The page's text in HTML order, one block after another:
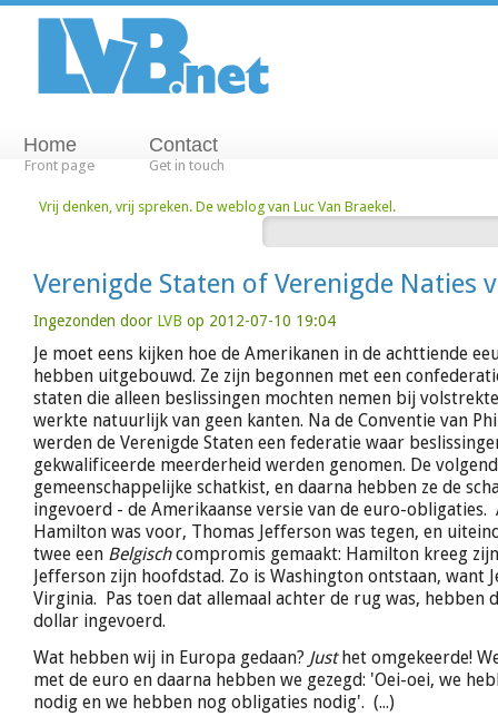
Home
Front page
Contact
Get in touch
Vrij denken, vrij spreken. De weblog van Luc Van Braekel.
Verenigde Staten of Verenigde Naties
Ingezonden door LVB op 2012-07-10 19:04
Je moet eens kijken hoe de Amerikanen in de achttiende
hebben uitgebouwd. Ze zijn begonnen met een
staten die alleen beslissingen mochten nemen bij
werkte natuurlijk van geen kanten. Na de Conventie van
werden de Verenigde Staten een federatie waar
gekwalificeerde meerderheid werden genomen. De
gemeenschappelijke schatkist, en daarna hebben ze de
ingevoerd - de Amerikaanse versie van de euro-obligaties.
Hamilton was voor, Thomas Jefferson was tegen, en
twee een Belgischcompromis gemaakt: Hamilton kreeg
Jefferson zijn hoofdstad. Zo is Washington ontstaan, want
Virginia. Pas toen dat allemaal achter de rug was, hebben
dollar ingevoerd.
Wat hebben wij in Europa gedaan? Justhet omgekeerde!
met de euro en daarna hebben we gezegd: 'Oei-oei, we
nodig en we hebben nog obligaties nodig'. (...)